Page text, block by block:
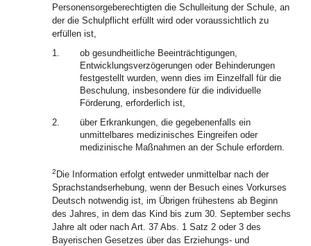
Personensorgeberechtigten die Schulleitung der Schule, an
der die Schulpflicht erfüllt wird oder voraussichtlich zu
erfüllen ist,
1.
ob gesundheitliche Beeinträchtigungen,
Entwicklungsverzögerungen oder Behinderungen
festgestellt wurden, wenn dies im Einzelfall für die
Beschulung, insbesondere für die individuelle
Förderung, erforderlich ist,
2.
über Erkrankungen, die gegebenenfalls ein
unmittelbares medizinisches Eingreifen oder
medizinische Maßnahmen an der Schule erfordern.
2 Die Information erfolgt entweder unmittelbar nach der
Sprachstandserhebung, wenn der Besuch eines Vorkurses
Deutsch notwendig ist, im Übrigen frühestens ab Beginn
des Jahres, in dem das Kind bis zum 30. September sechs
Jahre alt oder nach Art. 37 Abs. 1 Satz 2 oder 3 des
Bayerischen Gesetzes über das Erziehungs- und